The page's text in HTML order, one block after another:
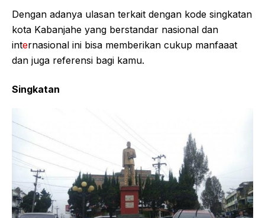
Dengan adanya ulasan terkait dengan kode singkatan
kota Kabanjahe yang berstandar nasional dan
internasional ini bisa memberikan cukup manfaaat
dan juga referensi bagi kamu.
Singkatan